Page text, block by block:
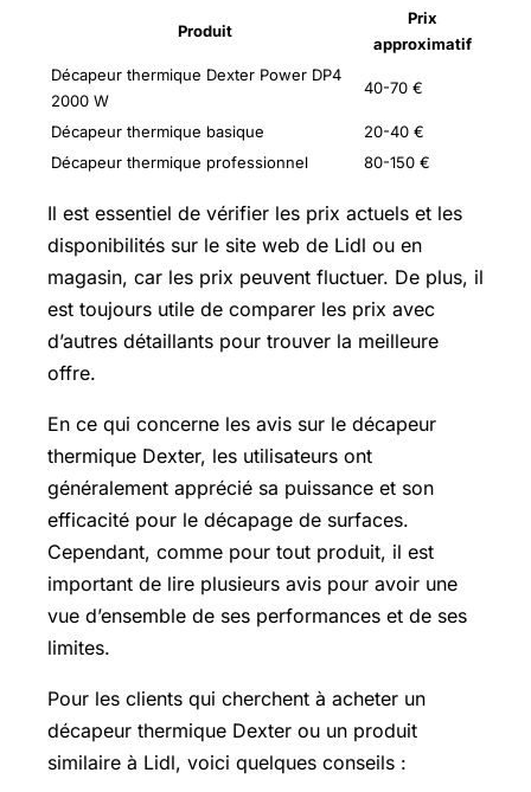
Produit
Prix
approximatif
Décapeur thermique Dexter Power DP4
2000 W
40-70 €
Décapeur thermique basique
20-40 €
Décapeur thermique professionnel
80-150 €
Il est essentiel de vérifier les prix actuels et les
disponibilités sur le site web de Lidl ou en
magasin, car les prix peuvent fluctuer. De plus, il
est toujours utile de comparer les prix avec
d’autres détaillants pour trouver la meilleure
offre.
En ce qui concerne les avis sur le décapeur
thermique Dexter, les utilisateurs ont
généralement apprécié sa puissance et son
efficacité pour le décapage de surfaces.
Cependant, comme pour tout produit, il est
important de lire plusieurs avis pour avoir une
vue d’ensemble de ses performances et de ses
limites.
Pour les clients qui cherchent à acheter un
décapeur thermique Dexter ou un produit
similaire à Lidl, voici quelques conseils :